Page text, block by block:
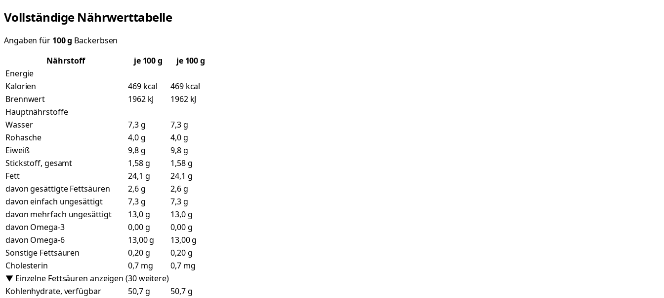
Vollständige Nährwerttabelle
Angaben für 100g Backerbsen
Nährstoff
je 100g
je 100 g
Energie
Kalorien
469 kcal
469 kcal
Brennwert
1962 kJ
1962 kJ
Hauptnährstoffe
Wasser
7,3 g
7,3 g
Rohasche
4,0 g
4,0 g
Eiweiß
9,8 g
9,8 g
Stickstoff, gesamt
1,58 g
1,58 g
Fett
24,1 g
24,1 g
davon gesättigte Fettsäuren
2,6 g
2,6 g
davon einfach ungesättigt
7,3 g
7,3 g
davon mehrfach ungesättigt
13,0 g
13,0 g
davon Omega-3
0,00 g
0,00 g
davon Omega-6
13,00 g
13,00 g
Sonstige Fettsäuren
0,20 g
0,20 g
Cholesterin
0,7 mg
0,7 mg
▼ Einzelne Fettsäuren anzeigen (30 weitere)
Kohlenhydrate, verfügbar
50,7 g
50,7 g